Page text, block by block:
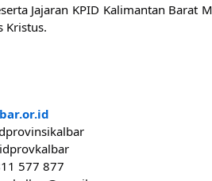
Jajaran KPID Kalimantan Barat
Kristus.
577 877